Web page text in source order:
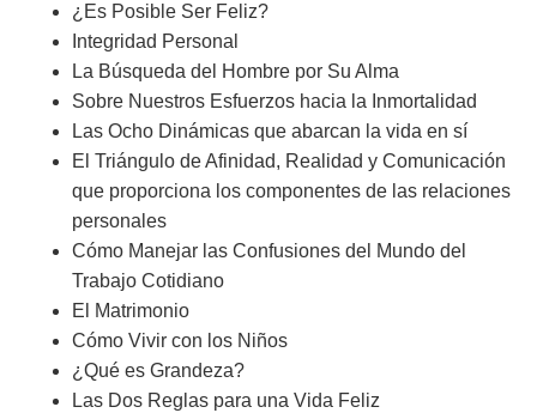
¿Es Posible Ser Feliz?
Integridad Personal
La Búsqueda del Hombre por Su Alma
Sobre Nuestros Esfuerzos hacia la Inmortalidad
Las Ocho Dinámicas que abarcan la vida en sí
El Triángulo de Afinidad, Realidad y Comunicación
que proporciona los componentes de las relaciones
personales
Cómo Manejar las Confusiones del Mundo del
Trabajo Cotidiano
El Matrimonio
Cómo Vivir con los Niños
¿Qué es Grandeza?
Las Dos Reglas para una Vida Feliz